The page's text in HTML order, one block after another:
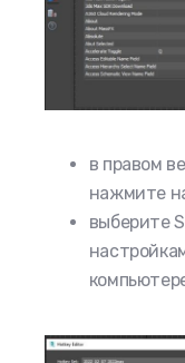
в правом
нажмите
выберите